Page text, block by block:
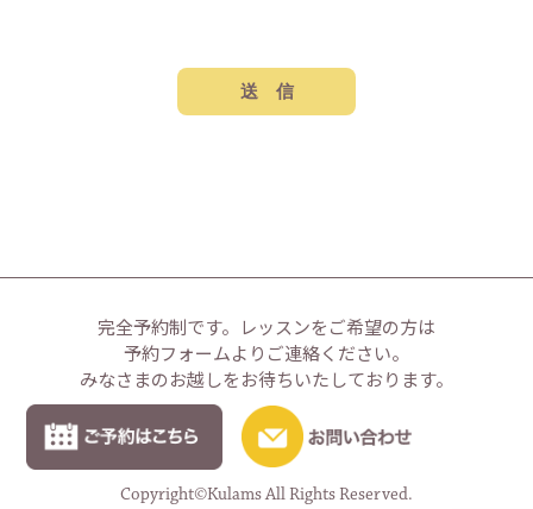
完全予約制です。 レッスンをご希望の方は
予約フォームよりご連絡ください。
みなさまのお越しをお待ちいたしております。
Copyright©Kulams All Rights Reserved.